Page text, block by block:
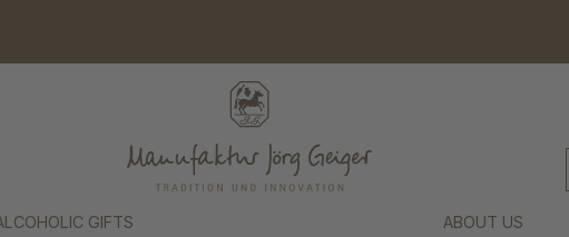
GIFTS ABOUT US